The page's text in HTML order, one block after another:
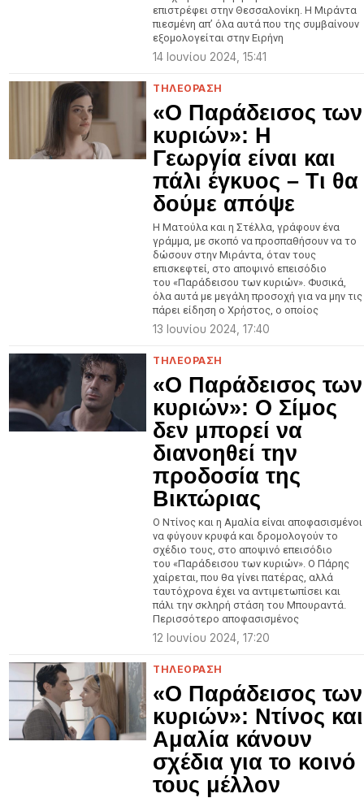
επιστρέφει στην Θεσσαλονίκη. Η Μιράντα
πιεσμένη απ’ όλα αυτά που της συμβαίνουν
εξομολογείται στην Ειρήνη
14 Ιουνίου 2024, 15:41
ΤΗΛΕΟΡΑΣΗ
«Ο Παράδεισος των
κυριών»: Η
Γεωργία είναι και
πάλι έγκυος – Τι θα
δούμε απόψε
Η Ματούλα και η Στέλλα, γράφουν ένα
γράμμα, με σκοπό να προσπαθήσουν να το
δώσουν στην Μιράντα, όταν τους
επισκεφτεί, στο αποψινό επεισόδιο
του «Παράδεισου των κυριών». Φυσικά,
όλα αυτά με μεγάλη προσοχή για να μην τις
πάρει είδηση ο Χρήστος, ο οποίος
13 Ιουνίου 2024, 17:40
ΤΗΛΕΟΡΑΣΗ
«Ο Παράδεισος των
κυριών»: Ο Σίμος
δεν μπορεί να
διανοηθεί την
προδοσία της
Βικτώριας
Ο Ντίνος και η Αμαλία είναι αποφασισμένοι
να φύγουν κρυφά και δρομολογούν το
σχέδιο τους, στο αποψινό επεισόδιο
του «Παράδεισου των κυριών». Ο Πάρης
χαίρεται, που θα γίνει πατέρας, αλλά
ταυτόχρονα έχει να αντιμετωπίσει και
πάλι την σκληρή στάση του Μπουραντά.
Περισσότερο αποφασισμένος
12 Ιουνίου 2024, 17:20
ΤΗΛΕΟΡΑΣΗ
«Ο Παράδεισος των
κυριών»: Ντίνος και
Αμαλία κάνουν
σχέδια για το κοινό
τους μέλλον